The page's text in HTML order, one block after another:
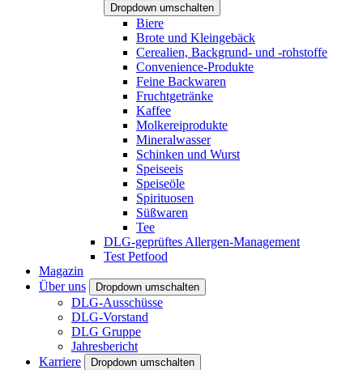
Dropdown umschalten
Biere
Brote und Kleingebäck
Cerealien, Backgrund- und -rohstoffe
Convenience-Produkte
Feine Backwaren
Fruchtgetränke
Kaffee
Molkereiprodukte
Mineralwasser
Schinken und Wurst
Speiseeis
Speiseöle
Spirituosen
Süßwaren
Tee
DLG-geprüftes Allergen-Management
Test Petfood
Magazin
Über uns
Dropdown umschalten
DLG-Ausschüsse
DLG-Vorstand
DLG Gruppe
Jahresbericht
Karriere
Dropdown umschalten